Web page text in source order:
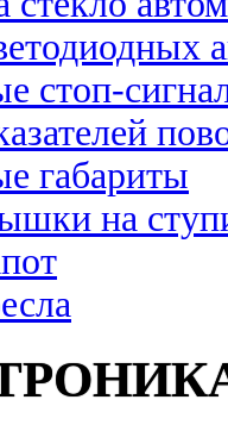
стоп-
габариты
на